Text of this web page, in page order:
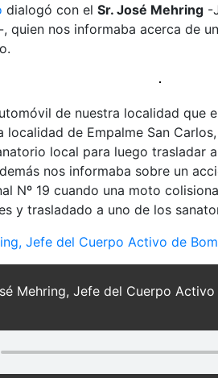
dialogó con el Sr. José Mehring -
quien nos informaba acerca de
de nuestra localidad que
localidad de Empalme San
local para luego trasladar
nos informaba sobre un
Nº 19 cuando una moto
y trasladado a uno de los
Jefe del Cuerpo Activo de
Mehring, Jefe del Cuerpo